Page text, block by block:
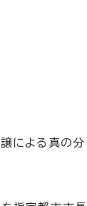
による真の分